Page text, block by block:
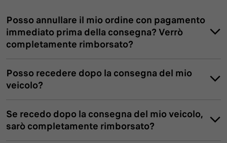
Posso annullare il mio ordine con pagamento
immediato prima della consegna? Verrò
completamente rimborsato?
Posso recedere dopo la consegna del mio
veicolo?
Se recedo dopo la consegna del mio veicolo,
sarò completamente rimborsato?